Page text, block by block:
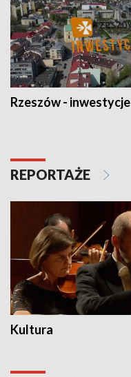
Rzeszów - inwestycje
REPORTAŻE
Kultura